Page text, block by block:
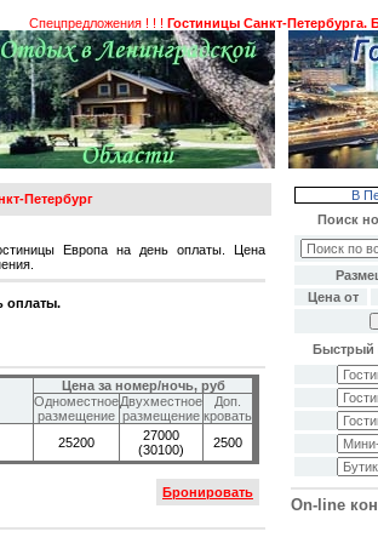
Спецпредложения ! ! !Гостиницы Санкт-Петербурга.
Петербург
Европа на день оплаты. Цена
оплаты.
Цена за номер/ночь, руб
Одноместное
размещение
Двухместное
размещение
Доп.
кровать
25200
27000
(30100)
2500
Бронировать
В
Поиск
Цена от
Быстрый
On-line